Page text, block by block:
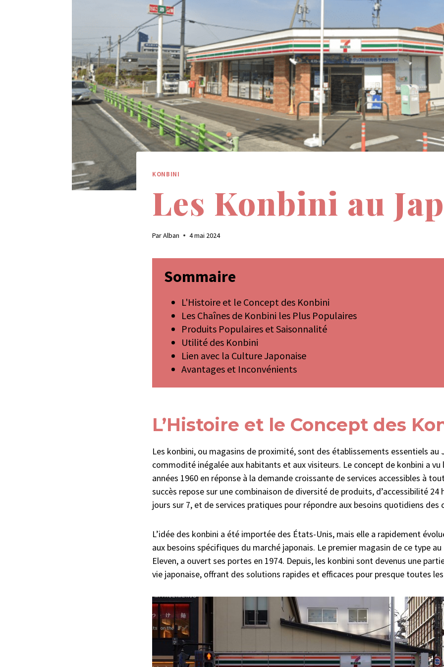
KONBINI
Les Konbini au
ParAlban 4 mai 2024
Sommaire
L'Histoire et le Concept des Konbini
Les Chaînes de Konbini les Plus Populaires
Produits Populaires et Saisonnalité
Utilité des Konbini
Lien avec la Culture Japonaise
Avantages et Inconvénients
L’Histoire et le Concept des
Les konbini, ou magasins de proximité, sont des établissements essentiels au
commodité inégalée aux habitants et aux visiteurs. Le concept de konbini a vu
années 1960 en réponse à la demande croissante de services accessibles à
succès repose sur une combinaison de diversité de produits, d’accessibilité 24
jours sur 7, et de services pratiques pour répondre aux besoins quotidiens des
L’idée des konbini a été importée des États-Unis, mais elle a rapidement
aux besoins spécifiques du marché japonais. Le premier magasin de ce type au
Eleven, a ouvert ses portes en 1974. Depuis, les konbini sont devenus une
vie japonaise, offrant des solutions rapides et efficaces pour presque toutes